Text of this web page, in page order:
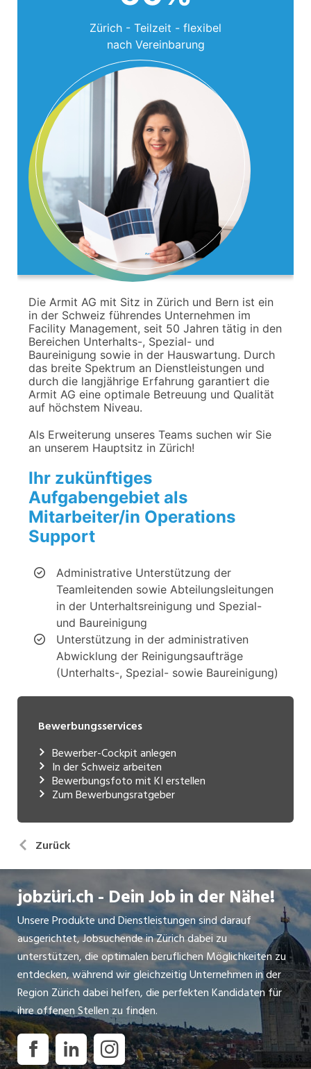
Bewerbungsservices
Bewerber-Cockpit anlegen
In der Schweiz arbeiten
Bewerbungsfoto mit KI erstellen
Zum Bewerbungsratgeber
Zurück
jobzüri.ch - Dein Job in der Nähe!
Unsere Produkte und Dienstleistungen sind darauf
ausgerichtet, Jobsuchende in Zürich dabei zu
unterstützen, die optimalen beruflichen Möglichkeiten zu
entdecken, während wir gleichzeitig Unternehmen in der
Region Zürich dabei helfen, die perfekten Kandidaten für
ihre offenen Stellen zu finden.